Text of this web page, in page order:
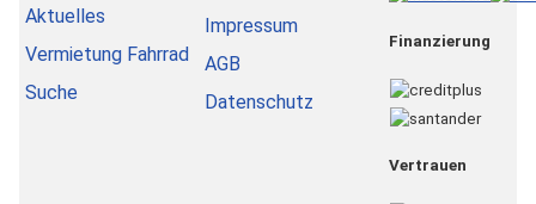
Aktuelles
Vermietung Fahrrad
Suche
Impressum
AGB
Datenschutz
Finanzierung
Vertrauen